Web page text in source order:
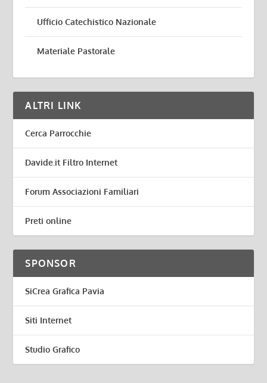
Ufficio Catechistico Nazionale
Materiale Pastorale
ALTRI LINK
Cerca Parrocchie
Davide.it Filtro Internet
Forum Associazioni Familiari
Preti online
SPONSOR
SiCrea Grafica Pavia
Siti Internet
Studio Grafico